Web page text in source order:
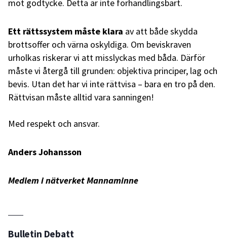
mot godtycke. Detta är inte förhandlingsbart.
Ett rättssystem måste klara av att både skydda
brottsoffer och värna oskyldiga. Om beviskraven
urholkas riskerar vi att misslyckas med båda. Därför
måste vi återgå till grunden: objektiva principer, lag och
bevis. Utan det har vi inte rättvisa – bara en tro på den.
Rättvisan måste alltid vara sanningen!
Med respekt och ansvar.
Anders Johansson
Medlem i nätverket Mannaminne
Bulletin Debatt